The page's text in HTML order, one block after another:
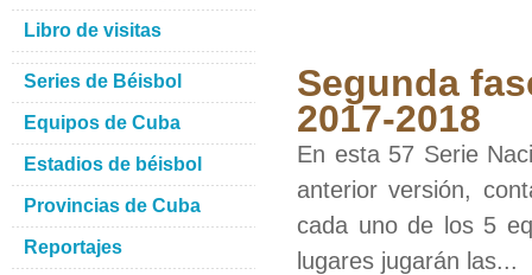
Segunda
2017-2018
En esta 57 Serie
anterior versión,
cada uno de los 5
lugares jugarán las...
Libro de visitas
Series de Béisbol
Equipos de Cuba
Estadios de béisbol
Provincias de Cuba
Reportajes